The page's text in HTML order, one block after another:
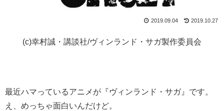
2019.10.27
2019.09.04
(c)幸村誠・講談社/ヴィンランド・サガ製作委員会
最近ハマっているアニメが『ヴィンランド・サガ』です。
え、めっちゃ面白いんだけど。